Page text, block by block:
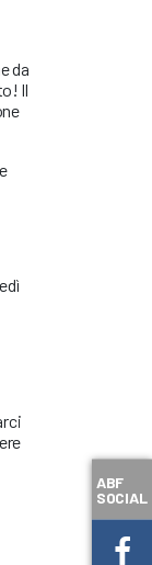
da
Il
ABF
SOCIAL